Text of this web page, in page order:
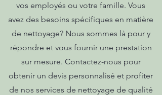
vos employés ou votre famille. Vous
avez des besoins spécifiques en matière
de nettoyage? Nous sommes là pour y
répondre et vous fournir une prestation
sur mesure. Contactez-nous pour
obtenir un devis personnalisé et profiter
de nos services de nettoyage de qualité